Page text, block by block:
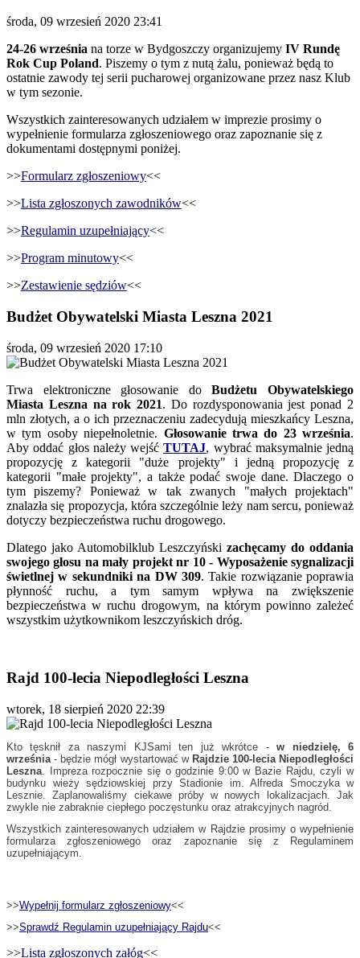
środa, 09 wrzesień 2020 23:41
24-26 września na torze w Bydgoszczy organizujemy IV Rundę
Rok Cup Poland. Piszemy o tym z nutą żalu, ponieważ będą to
ostatnie zawody tej serii pucharowej organizowane przez nasz Klub
w tym sezonie.
Wszystkich zainteresowanych udziałem w imprezie prosimy o
wypełnienie formularza zgłoszeniowego oraz zapoznanie się z
dokumentami dostępnymi poniżej.
>>Formularz zgłoszeniowy<<
>>Lista zgłoszonych zawodników<<
>>Regulamin uzupełniający<<
>>Program minutowy<<
>>Zestawienie sędziów<<
Budżet Obywatelski Miasta Leszna 2021
środa, 09 wrzesień 2020 17:10
Trwa elektroniczne głosowanie doBudżetu Obywatelskiego
Miasta Leszna na rok 2021. Do rozdysponowania jest ponad 2
mln złotych, a o ich przeznaczeniu zadecydują mieszkańcy Leszna,
w tym osoby niepełnoletnie. Głosowanie trwa do 23 września.
Aby oddać głos należy wejśćTUTAJ, wybrać maksymalnie jedną
propozycję z kategorii "duże projekty" i jedną propozycję z
kategorii "małe projekty", a także podać swoje dane. Dlaczego o
tym piszemy? Ponieważ w tak zwanych "małych projektach"
znalazła się propozycja, która szczególnie leży nam sercu, ponieważ
dotyczy bezpieczeństwa ruchu drogowego.
Dlatego jako Automobilklub Leszczyński zachęcamy do oddania
swojego głosu na mały projekt nr 10 - Wyposażenie sygnalizacji
świetlnej w sekundniki na DW 309. Takie rozwiązanie poprawia
płynność ruchu, a tym samym wpływa na zwiększenie
bezpieczeństwa w ruchu drogowym, na którym powinno zależeć
wszystkim użytkownikom leszczyńskich dróg.
Rajd 100-lecia Niepodległości Leszna
wtorek, 18 sierpień 2020 22:39
Kto tęsknił za naszymi KJSami ten już wkrótce -w niedzielę, 6
września- będzie mógł wystartować w Rajdzie 100-lecia Niepodległości
Leszna. Impreza rozpocznie się o godzinie 9:00 w Bazie Rajdu, czyli w
budynku wieży sędziowskiej przy Stadionie im. Alfreda Smoczyka w
Lesznie. Zaplanowaliśmy ciekawe próby w nowych lokalizacjach. Jak
zwykle nie zabraknie ciepłego poczęstunku oraz atrakcyjnych nagród.
Wszystkich zainteresowanych udziałem w Rajdzie prosimy o wypełnienie
formularza zgłoszeniowego oraz zapoznanie się z Regulaminem
uzupełniającym.
>>Wypełnij formularz zgłoszeniowy<<
>>Sprawdź Regulamin uzupełniający Rajdu<<
>>Lista zgłoszonych załóg<<